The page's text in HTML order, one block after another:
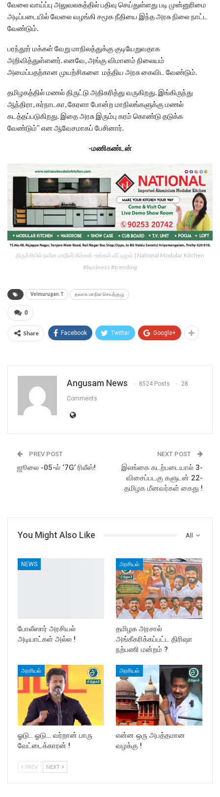
வேலை வாய்ப்பு அலுவலகத்தில் பதிவு செய்துள்ளது படி முன்னுரிமை
அடிப்படையில் வேலை வழங்கி சமூக நீதியை இந்த அரசு நிலை நாட்ட
வேண்டும்.
பரந்தூர் மக்கள் வேறு மாநிலத்துக்கு குடியேறுவதாக
அறிவித்துள்ளனர். எனவே, அங்கு விமானம் நிலையம்
அமைப்பதற்கான முயற்சிகளை மத்திய அரசு கைவிட வேண்டும்.
தமிழகத்தில் மணல் திருட்டு அதிகரித்து வருகிறது. இங்கிருந்து
ஆந்திரா, கர்நாடகா, கேரளா போன்ற மாநிலங்களுக்கு மணல்
கடத்தப்படுகிறது. இதை அரசு இரும்பு கரம் கொண்டு தடுக்க
வேண்டும்’’ என ஆவேசமாகப் பேசினார்.
-மணிகண்டன்
திருச்சியில் நவீன மாடூலர் கிச்சன் -உங்கள் வீட்டிலும் | National Modular Kitchen
#business #trending
Velmurugan.T தவாக மாநில செயற்குழு
0
Share Facebook Twitter Google+
Angusam News 8524 Posts 28
Comments
PREV POST
ஜூலை -05-ல் ‘7G’ ரிலீஸ்!
NEXT POST
இலங்கை கடற்படையால் 3-
விசைப்படகு களுடன் 22-
தமிழக மீனவர்கள் கைது !
All
You Might Also Like
NEWS
போலீஸார் அரசியல்
அடியாட்கள் அல்ல !
அரசியல்
தமிழக அரசால்
அங்கீகரிக்கப்பட்ட திரிஷா
நற்பணி மன்றம் ?
அரசியல்
ஓடு.. ஓடு… வர்றான் பாரு
வேட்டைக்காரன் !
அரசியல்
என்ன ஒரு அபத்தமான
வழக்கு !
PREV NEXT